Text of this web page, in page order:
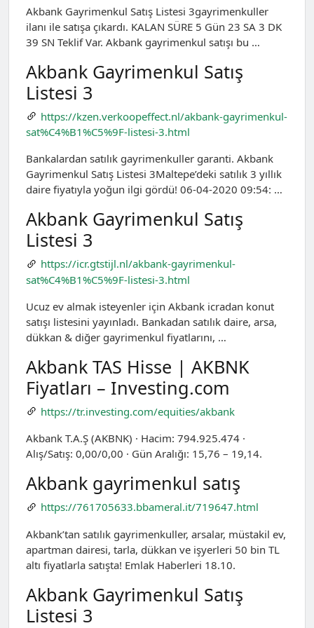
Akbank Gayrimenkul Satış Listesi 3gayrimenkuller
ilanı ile satışa çıkardı. KALAN SÜRE 5 Gün 23 SA 3 DK
39 SN Teklif Var. Akbank gayrimenkul satışı bu …
Akbank Gayrimenkul Satış
Listesi 3
https://kzen.verkoopeffect.nl/akbank-gayrimenkul-
sat%C4%B1%C5%9F-listesi-3.html
Bankalardan satılık gayrimenkuller garanti. Akbank
Gayrimenkul Satış Listesi 3Maltepe’deki satılık 3 yıllık
daire fiyatıyla yoğun ilgi gördü! 06-04-2020 09:54: …
Akbank Gayrimenkul Satış
Listesi 3
https://icr.gtstijl.nl/akbank-gayrimenkul-
sat%C4%B1%C5%9F-listesi-3.html
Ucuz ev almak isteyenler için Akbank icradan konut
satışı listesini yayınladı. Bankadan satılık daire, arsa,
dükkan & diğer gayrimenkul fiyatlarını, …
Akbank TAS Hisse | AKBNK
Fiyatları – Investing.com
https://tr.investing.com/equities/akbank
Akbank T.A.Ş (AKBNK) · Hacim: 794.925.474 ·
Alış/Satış: 0,00/0,00 · Gün Aralığı: 15,76 – 19,14.
Akbank gayrimenkul satış
https://761705633.bbameral.it/719647.html
Akbank’tan satılık gayrimenkuller, arsalar, müstakil ev,
apartman dairesi, tarla, dükkan ve işyerleri 50 bin TL
altı fiyatlarla satışta! Emlak Haberleri 18.10.
Akbank Gayrimenkul Satış
Listesi 3